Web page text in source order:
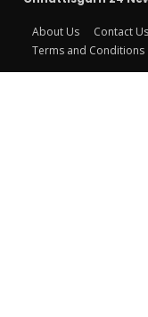
About Us Contact Us
Terms and Conditions